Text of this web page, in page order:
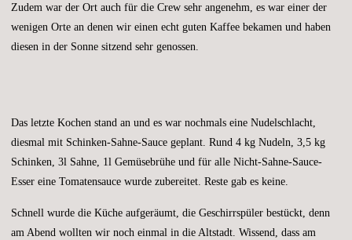
Zudem war der Ort auch für die Crew sehr angenehm, es war einer der
wenigen Orte an denen wir einen echt guten Kaffee bekamen und haben
diesen in der Sonne sitzend sehr genossen.
Das letzte Kochen stand an und es war nochmals eine Nudelschlacht,
diesmal mit Schinken-Sahne-Sauce geplant. Rund 4 kg Nudeln, 3,5 kg
Schinken, 3l Sahne, 1l Gemüsebrühe und für alle Nicht-Sahne-Sauce-
Esser eine Tomatensauce wurde zubereitet. Reste gab es keine.
Schnell wurde die Küche aufgeräumt, die Geschirrspüler bestückt, denn
am Abend wollten wir noch einmal in die Altstadt. Wissend, dass am